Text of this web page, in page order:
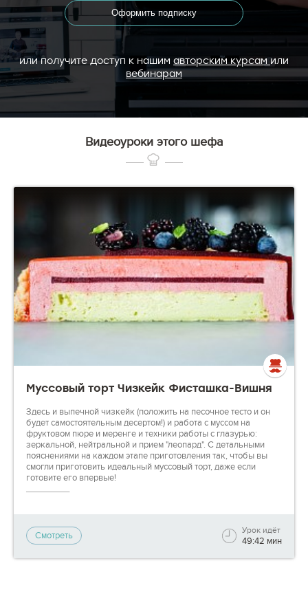
Оформить подписку
или получите доступ к нашим авторским курсамили
вебинарам
Видеоуроки этого шефа
Муссовый торт Чизкейк Фисташка-Вишня
Здесь и выпечной чизкейк (положить на песочное тесто и он
будет самостоятельным десертом!) и работа с муссом на
фруктовом пюре и меренге и техники работы с глазурью:
зеркальной, нейтральной и прием "леопард". С детальными
пояснениями на каждом этапе приготовления так, чтобы вы
смогли приготовить идеальный муссовый торт, даже если
готовите его впервые!
также сможете задать вопрос кураторам по форме "Задайте
вопрос".
Смотреть
Урок идёт
49:42 мин